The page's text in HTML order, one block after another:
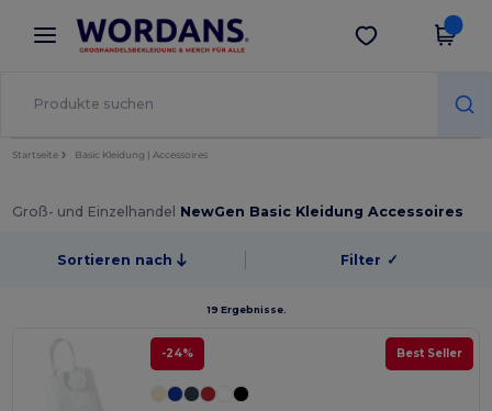
× Wordans App
Bessere Preise in der App!
App holen
Startseite Basic Kleidung | Accessoires
Groß- und Einzelhandel NewGen Basic Kleidung Accessoires
Sortieren nach Filter ✓
19 Ergebnisse.
-24% Best Seller